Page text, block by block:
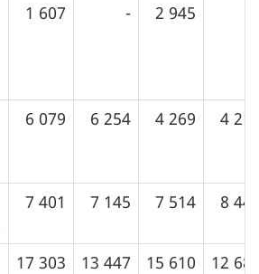
1 607 - 2 945
6 079 6 254 4 269 4
7 401 7 145 7 514 8
17 303 13 447 15 610 12